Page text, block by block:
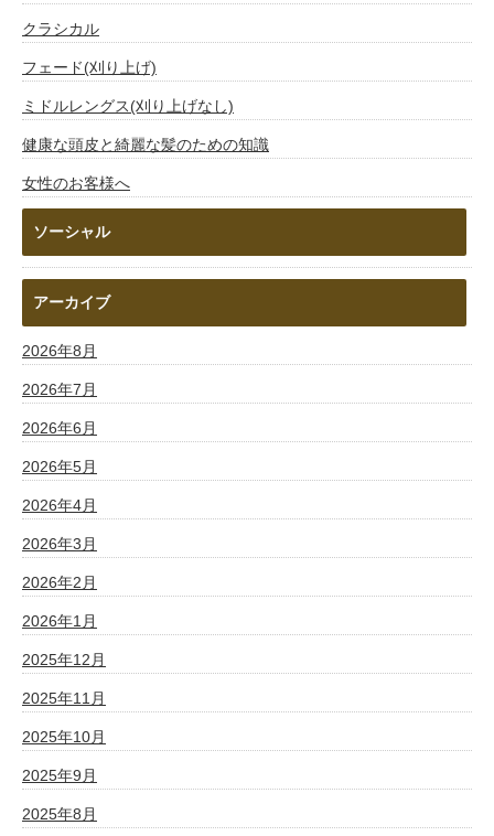
クラシカル
フェード(刈り上げ)
ミドルレングス(刈り上げなし)
健康な頭皮と綺麗な髪のための知識
女性のお客様へ
ソーシャル
アーカイブ
2026年8月
2026年7月
2026年6月
2026年5月
2026年4月
2026年3月
2026年2月
2026年1月
2025年12月
2025年11月
2025年10月
2025年9月
2025年8月